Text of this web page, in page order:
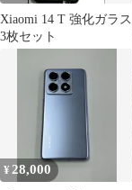
Xiaomi 14 T 強化ガラス
3枚セット
¥ 28,000